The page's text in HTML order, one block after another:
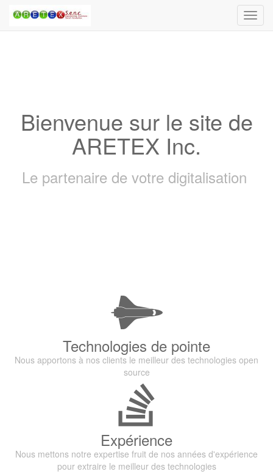
Bienvenue sur le site de
ARETEX Inc.
Le partenaire de votre digitalisation
Technologies de pointe
Nous apportons à nos clients le meilleur des technologies open
source
Expérience
Nous mettons notre expertise fruit de nos années d'expérience
pour extraire le meilleur des technologies